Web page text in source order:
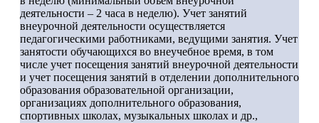
деятельности – 2 часа в неделю). Учет занятий
внеурочной деятельности осуществляется
педагогическими работниками, ведущими занятия. Учет
занятости обучающихся во внеучебное время, в том
числе учет посещения занятий внеурочной деятельности
и учет посещения занятий в отделении дополнительного
образования образовательной организации,
организациях дополнительного образования,
спортивных школах, музыкальных школах и др.,